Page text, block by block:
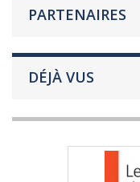
PARTENAIRES
DÉJÀ VUS